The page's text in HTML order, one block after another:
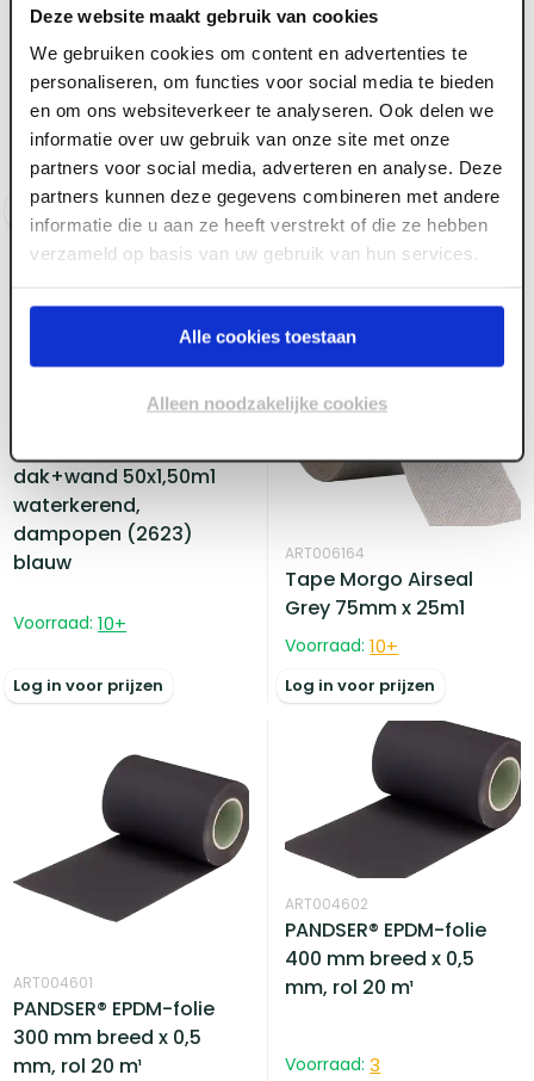
Deze website maakt gebruik van cookies
We gebruiken cookies om content en advertenties te
personaliseren, om functies voor social media te bieden
en om ons websiteverkeer te analyseren. Ook delen we
informatie over uw gebruik van onze site met onze
partners voor social media, adverteren en analyse. Deze
partners kunnen deze gegevens combineren met andere
informatie die u aan ze heeft verstrekt of die ze hebben
verzameld op basis van uw gebruik van hun services.
Alle cookies toestaan
Alleen noodzakelijke cookies
DPC folie 450 mm breed
Voorraad: 6
Log in voor prijzen
ART004600
PANDSER® EPDM-folie
200 mm breed x 0,5
mm, rol 20 m¹
Voorraad: 20+
Log in voor prijzen
dak+wand 50x1,50m1
waterkerend,
dampopen (2623)
blauw
Voorraad: 10+
Log in voor prijzen
ART006164
Tape Morgo Airseal
Grey 75mm x 25m1
Voorraad: 10+
Log in voor prijzen
ART004601
PANDSER® EPDM-folie
300 mm breed x 0,5
mm, rol 20 m¹
ART004602
PANDSER® EPDM-folie
400 mm breed x 0,5
mm, rol 20 m¹
Voorraad: 3